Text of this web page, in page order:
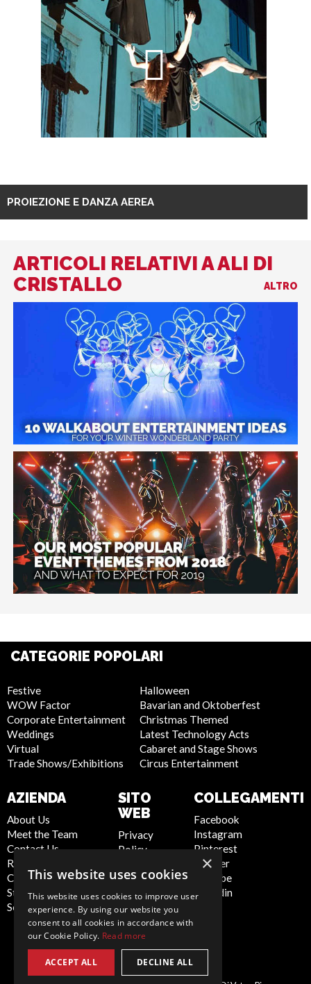
PROIEZIONE E DANZA AEREA
ARTICOLI RELATIVI A ALI DI
CRISTALLO
ALTRO
CATEGORIE POPOLARI
Festive
WOW Factor
Corporate Entertainment
Weddings
Virtual
Trade Shows/Exhibitions
Halloween
Bavarian and Oktoberfest
Christmas Themed
Latest Technology Acts
Cabaret and Stage Shows
Circus Entertainment
AZIENDA
About Us
Meet the Team
Contact Us
Report Abuse
Compliance
Statement -
Seafarers
SITO
WEB
Privacy
Policy
Policy
Artist Sign
Up
Terms and
Conditions
Sitemap
COLLEGAMENTI
Facebook
Instagram
Pinterest
Twitter
Youtube
Linkedin
×
This website uses cookies
This website uses cookies to improve user
experience. By using our website you
consent to all cookies in accordance with
our Cookie Policy. Read more
ACCEPT ALL DECLINE ALL